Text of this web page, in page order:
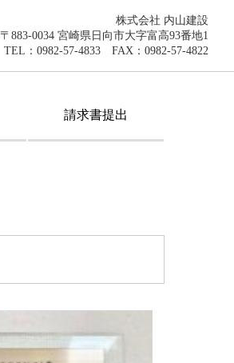
株式会社 内山建設
〒883-0034 宮崎県日向市大字富高93番地1
TEL：0982-57-4833 FAX：0982-57-4822
請求書提出